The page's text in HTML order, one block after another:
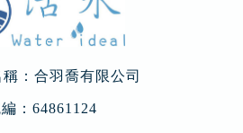
：合羽喬有限公司
：64861124